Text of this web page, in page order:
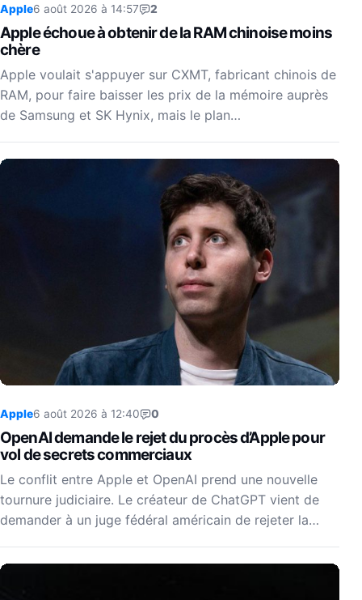
Apple6 août 2026 à 14:57 2
Apple échoue à obtenir de la RAM chinoise moins
chère
Apple voulait s'appuyer sur CXMT, fabricant chinois de
RAM, pour faire baisser les prix de la mémoire auprès
de Samsung et SK Hynix, mais le plan…
Apple6 août 2026 à 12:40 0
OpenAI demande le rejet du procès d’Apple pour
vol de secrets commerciaux
Le conflit entre Apple et OpenAI prend une nouvelle
tournure judiciaire. Le créateur de ChatGPT vient de
demander à un juge fédéral américain de rejeter la…